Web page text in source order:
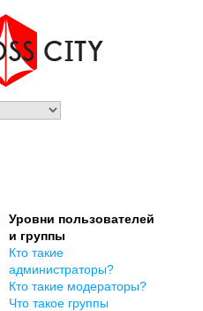
Уровни пользователей
и группы
Кто такие
администраторы?
Кто такие модераторы?
Что такое группы